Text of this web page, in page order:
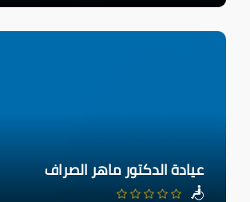
عيادة الدكتور ماهر الصراف